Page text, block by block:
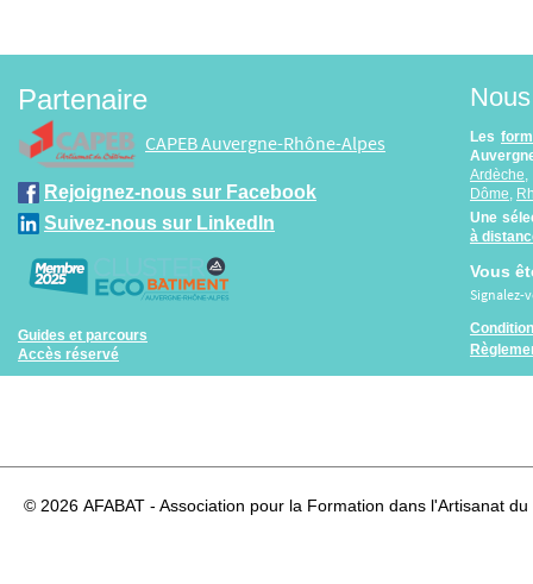
Partenaire
CAPEB Auvergne-Rhône-Alpes
Rejoignez-nous sur Facebook
Suivez-nous sur LinkedIn
Guides et parcours
Accès réservé
Les
Ardèche
Dôme,
Une
à
Vous
Signalez-
© 2026 AFABAT - Association pour la Formation dans l'Artisanat du